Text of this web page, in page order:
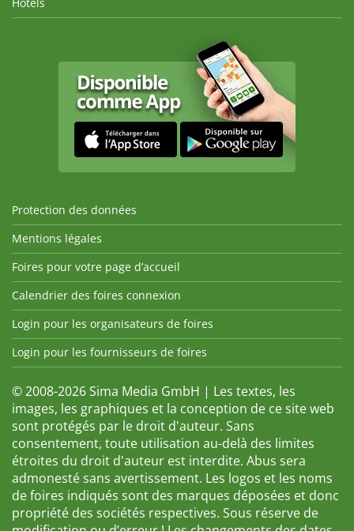
Hôtels
Protection des données
Mentions légales
Foires pour votre page d’accueil
Calendrier des foires connexion
Login pour les organisateurs de foires
Login pour les fournisseurs de foires
© 2008-2026 Sima Media GmbH | Les textes, les
images, les graphiques et la conception de ce site web
sont protégés par le droit d'auteur. Sans
consentement, toute utilisation au-delà des limites
étroites du droit d'auteur est interdite. Abus sera
admonesté sans avertissement. Les logos et les noms
de foires indiqués sont des marques déposées et donc
propriété des sociétés respectives. Sous réserve de